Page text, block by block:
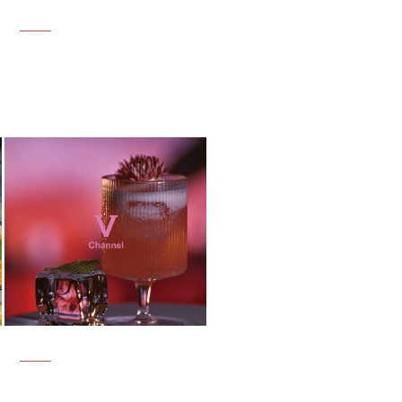
址:奥永广场9楼
品 - 环境